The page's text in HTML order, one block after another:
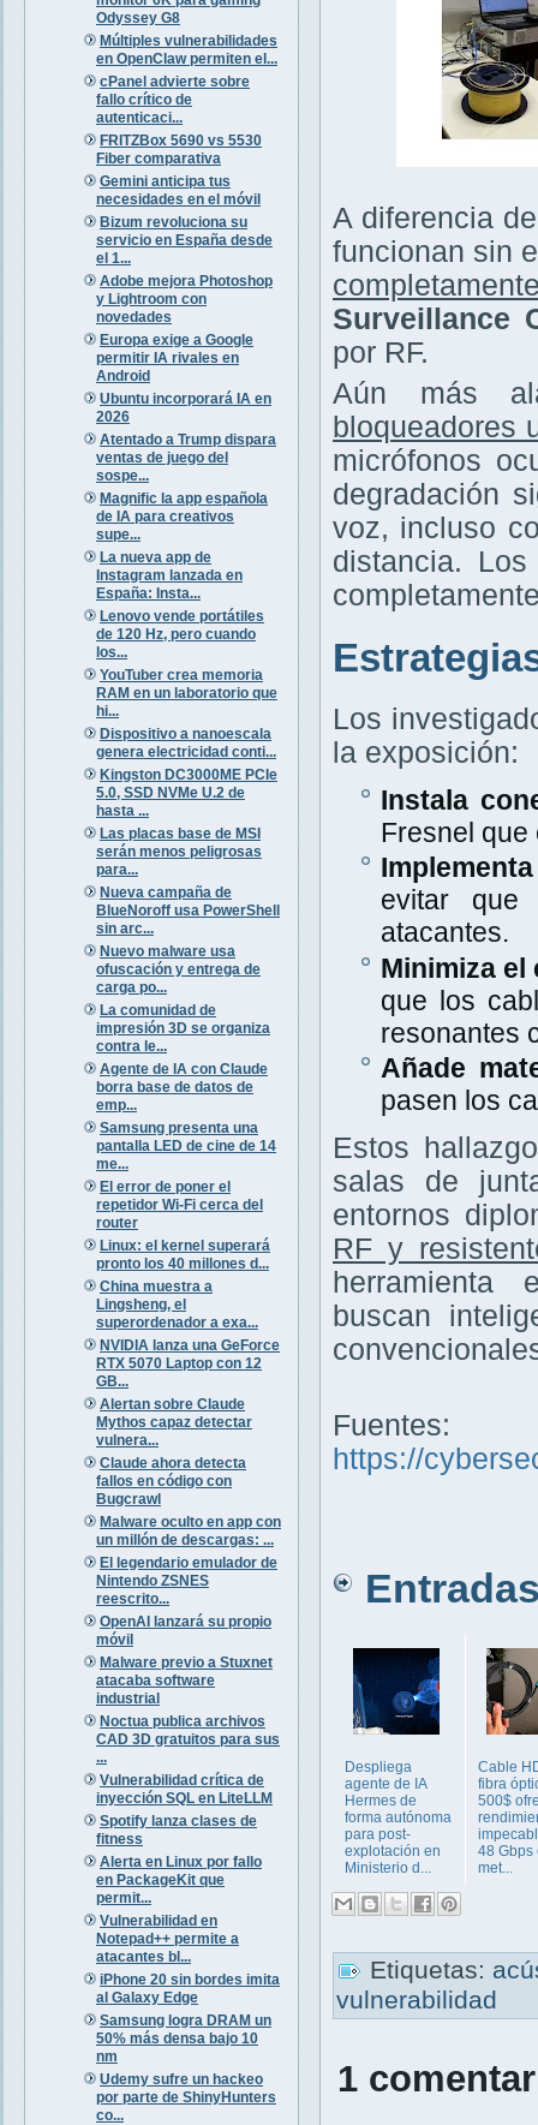
Odyssey G8
Múltiples vulnerabilidades
en OpenClaw permiten el...
cPanel advierte sobre
fallo crítico de
autenticaci...
FRITZBox 5690 vs 5530
Fiber comparativa
Gemini anticipa tus
necesidades en el móvil
Bizum revoluciona su
servicio en España desde
el 1...
Adobe mejora Photoshop
y Lightroom con
novedades
Europa exige a Google
permitir IA rivales en
Android
Ubuntu incorporará IA en
2026
Atentado a Trump dispara
ventas de juego del
sospe...
Magnific la app española
de IA para creativos
supe...
La nueva app de
Instagram lanzada en
España: Insta...
Lenovo vende portátiles
de 120 Hz, pero cuando
los...
YouTuber crea memoria
RAM en un laboratorio que
hi...
Dispositivo a nanoescala
genera electricidad conti...
Kingston DC3000ME PCIe
5.0, SSD NVMe U.2 de
hasta ...
Las placas base de MSI
serán menos peligrosas
para...
Nueva campaña de
BlueNoroff usa PowerShell
sin arc...
Nuevo malware usa
ofuscación y entrega de
carga po...
La comunidad de
impresión 3D se organiza
contra le...
Agente de IA con Claude
borra base de datos de
emp...
Samsung presenta una
pantalla LED de cine de 14
me...
El error de poner el
repetidor Wi-Fi cerca del
router
Linux: el kernel superará
pronto los 40 millones d...
China muestra a
Lingsheng, el
superordenador a exa...
NVIDIA lanza una GeForce
RTX 5070 Laptop con 12
GB...
Alertan sobre Claude
Mythos capaz detectar
vulnera...
Claude ahora detecta
fallos en código con
Bugcrawl
Malware oculto en app con
un millón de descargas: ...
El legendario emulador de
Nintendo ZSNES
reescrito...
OpenAI lanzará su propio
móvil
Malware previo a Stuxnet
atacaba software
industrial
Noctua publica archivos
CAD 3D gratuitos para sus
...
Vulnerabilidad crítica de
inyección SQL en LiteLLM
Spotify lanza clases de
fitness
Alerta en Linux por fallo
en PackageKit que
permit...
Vulnerabilidad en
Notepad++ permite a
atacantes bl...
iPhone 20 sin bordes imita
al Galaxy Edge
Samsung logra DRAM un
50% más densa bajo 10
nm
Udemy sufre un hackeo
por parte de ShinyHunters
co...
A diferencia
funcionan sin
Surveillance
por RF.
Aún más
bloqueadores
micrófonos
degradación
voz, incluso
distancia.
Los
la exposición:
Instala
Fresnel que
evitar que
atacantes.
Minimiza el
que los
resonantes
Añade
pasen los
Estos
salas de
entornos
RF y
herramienta
buscan
Fuentes:
https://
Entradas
Despliega
agente de IA
Hermes de
forma autónoma
para post-
explotación en
Ministerio d...
Cable
fibra
500$
48 Gbps
met...
Etiquetas:
vulnerabilidad
1